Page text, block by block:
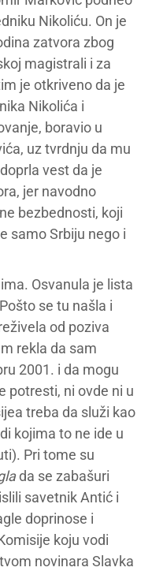
Nikoliću. On je
zatvora zbog
magistrali i za
je otkriveno da je
Nikolića i
boravio u
uz tvrdnju da mu
vest da je
jer navodno
bezbednosti, koji
samo Srbiju nego i
Osvanula je lista
se tu našla i
od poziva
rekla da sam
2001. i da mogu
potresti, ni ovde ni u
treba da služi kao
kojima to ne ide u
Pri tome su
da se zabašuri
savetnik Antić i
doprinose i
koju vodi
novinara Slavka